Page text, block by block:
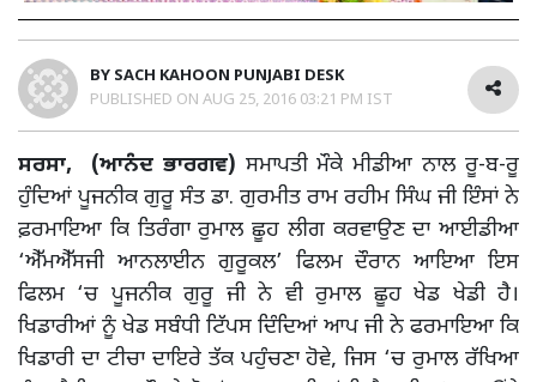
BY SACH KAHOON PUNJABI DESK
PUBLISHED ON AUG 25, 2016 03:21 PM IST
ਸਰਸਾ, (ਆਨੰਦ ਭਾਰਗਵ) ਸਮਾਪਤੀ ਮੌਕੇ ਮੀਡੀਆ ਨਾਲ ਰੂ-ਬ-ਰੂ
ਹੁੰਦਿਆਂ ਪੂਜਨੀਕ ਗੁਰੂ ਸੰਤ ਡਾ. ਗੁਰਮੀਤ ਰਾਮ ਰਹੀਮ ਸਿੰਘ ਜੀ ਇੰਸਾਂ ਨੇ
ਫ਼ਰਮਾਇਆ ਕਿ ਤਿਰੰਗਾ ਰੁਮਾਲ ਛੂਹ ਲੀਗ ਕਰਵਾਉਣ ਦਾ ਆਈਡੀਆ
‘ਐੱਮਐੱਸਜੀ ਆਨਲਾਈਨ ਗੁਰੂਕਲ’ ਫਿਲਮ ਦੌਰਾਨ ਆਇਆ ਇਸ
ਫਿਲਮ ‘ਚ ਪੂਜਨੀਕ ਗੁਰੂ ਜੀ ਨੇ ਵੀ ਰੁਮਾਲ ਛੂਹ ਖੇਡ ਖੇਡੀ ਹੈ।
ਖਿਡਾਰੀਆਂ ਨੂੰ ਖੇਡ ਸਬੰਧੀ ਟਿੱਪਸ ਦਿੰਦਿਆਂ ਆਪ ਜੀ ਨੇ ਫਰਮਾਇਆ ਕਿ
ਖਿਡਾਰੀ ਦਾ ਟੀਚਾ ਦਾਇਰੇ ਤੱਕ ਪਹੁੰਚਣਾ ਹੋਵੇ, ਜਿਸ ‘ਚ ਰੁਮਾਲ ਰੱਖਿਆ